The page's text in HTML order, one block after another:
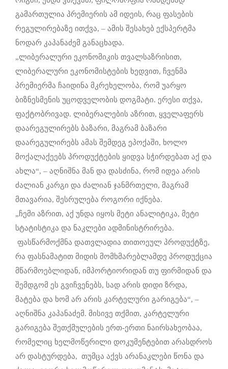
გამართულია პრემიერის ამ იდეის, რაც ფასების
რეგულირებაზე ითქვა, – ამის შესახებ ექსპერტმა
ნოდარ კაპანაძემ განაცხადა.
„ლიბერალური ეკონომიკის თვალსაზრისით,
ლიბერალური ეკონომისტების ხედვით, ჩვენმა
პრემიერმა ჩაიდინა მკრეხელობა, რომ უარყო
ბიზნესმენის უცოდველობის დოგმატი. ერესი თქვა,
ფაქტობრივად. ლიბერალების აზრით, ყველაფერს
დაარეგულირებს ბაზარი, მაგრამ ბაზარი
დაარეგულირებს ამას შემდეგ ეპოქაში, ხოლო
მოქალაქეებს პროდუქტების ყიდვა სჭირდებათ აქ და
ახლა“, – აღნიშნა მან და დასძინა, რომ იდეა არის
ძალიან კარგი და ძალიან ჯანმრთელი, მაგრამ
მთავარია, შესრულება როგორი იქნება.
„ჩემი აზრით, აქ უნდა იყოს მეტი ანალიტიკა, მეტი
სტატისტიკა და ნაკლები ადმინისტრირება.
ფასწარმოქმნა დათვლადია თითოეულ პროდუქტზე,
რა ფასნამატით მიდის მომხმარებლამდე პროდუქცია
მწარმოებლიდან, იმპორტიორიდან თუ ფირმიდან და
შემდგომ ეს გვიჩვენებს, სად არის დიდი ზრდა,
მატება და ხომ არ არის კარტელური გარიგება“, –
აღნიშნა კაპანაძემ. მისივე თქმით, კარტელური
გარიგება შეთქმულების ერთ-ერთი ნაირსახეობაა,
რომელიც ხელმოწერილი დოკუმენტებით არასდროს
არ დასტურდება, თუმცა აქვს არანაკლები წონა და